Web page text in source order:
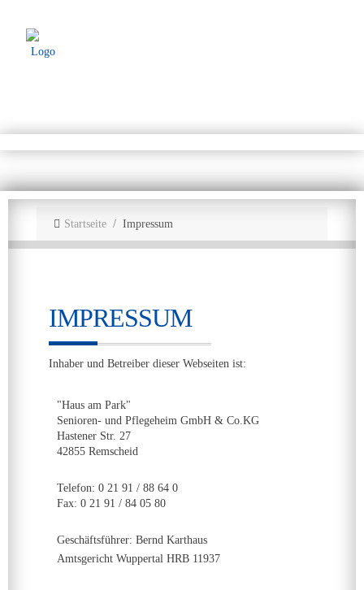
Startseite Impressum
IMPRESSUM
Inhaber und Betreiber dieser Webseiten ist:
"Haus am Park"
Senioren- und Pflegeheim GmbH & Co.KG
Hastener Str. 27
42855 Remscheid
Telefon: 0 21 91 / 88 64 0
Fax: 0 21 91 / 84 05 80
Geschäftsführer: Bernd Karthaus
Amtsgericht Wuppertal HRB 11937